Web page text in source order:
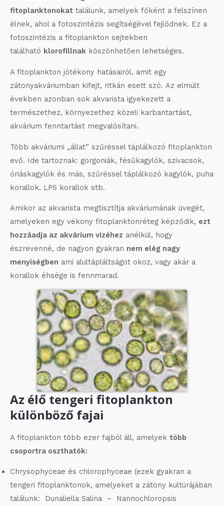
fitoplanktonokat találunk, amelyek főként a felszínen
élnek, ahol a fotoszintézis segítségével fejlődnek. Ez a
fotoszintézis a fitoplankton sejtekben
található klorofillnak köszönhetően lehetséges.
A fitoplankton jótékony hatásairól, amit egy
zátonyakváriumban kifejt, ritkán esett szó. Az elmúlt
években azonban sok akvarista igyekezett a
természethez, környezethez közeli karbantartást,
akvárium fenntartást megvalósítani.
Több akváriumi „állat” szűréssel táplálkozó fitoplankton
evő. Ide tartoznak: gorgoniák, fésűkagylók, szivacsok,
óriáskagylók és más, szűréssel táplálkozó kagylók, puha
korallok, LPS korallok stb.
Amikor az akvarista megtisztítja akváriumának üvegét,
amelyeken egy vékony fitoplanktonréteg képződik, ezt
hozzáadja az akvárium vizéhez anélkül, hogy
észrevenné, de nagyon gyakran nem elég nagy
menyiségben ami alultápláltságot okoz, vagy akár a
korallok éhsége is fennmarad.
Az élő tengeri fitoplankton
különböző fajai
A fitoplankton több ezer fajból áll, amelyek több
csoportra oszthatók:
Chrysophyceae és chlorophyceae (ezek gyakran a
tengeri fitoplanktonok, amelyeket a zátony kultúrájában
találunk: Dunaliella Salina – Nannochloropsis